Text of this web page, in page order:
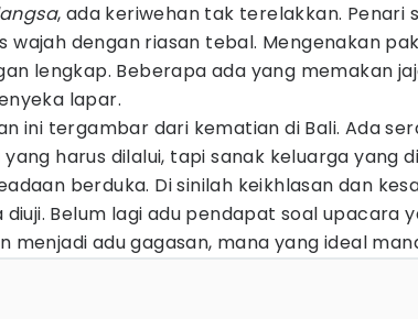
, ada keriwehan tak terelakkan. Penari
wajah dengan riasan tebal. Mengenakan
lengkap. Beberapa ada yang memakan
lapar.
ini tergambar dari kematian di Bali. Ada
harus dilalui, tapi sanak keluarga yang
berduka. Di sinilah keikhlasan dan
diuji. Belum lagi adu pendapat soal upacara
menjadi adu gagasan, mana yang ideal